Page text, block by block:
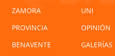
ZAMORA
PROVINCIA
BENAVENTE
UNI
OPINIÓN
GALERÍAS